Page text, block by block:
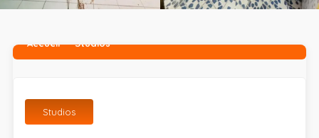
Accueil Studios
Studios